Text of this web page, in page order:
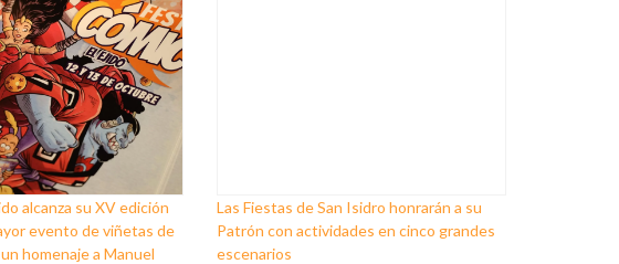
alcanza su XV edición
evento de viñetas de
homenaje a Manuel
Las Fiestas de San Isidro honrarán a su
Patrón con actividades en cinco grandes
escenarios